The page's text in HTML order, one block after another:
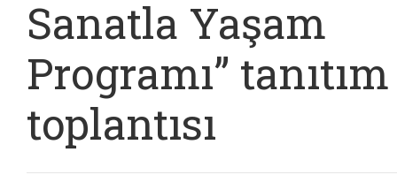
Sanatla Yaşam
Programı” tanıtım
toplantısı